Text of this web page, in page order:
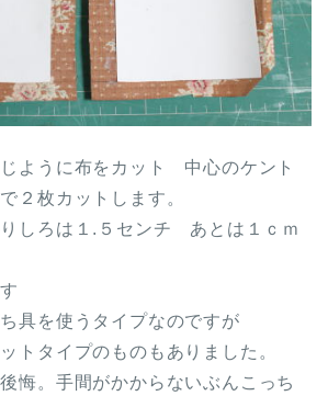
ように布をカット 中心のケント
２枚カットします。
しろは１.５センチ あとは１ｃｍ
具を使うタイプなのですが
トタイプのものもありました。
悔。手間がかからないぶんこっち